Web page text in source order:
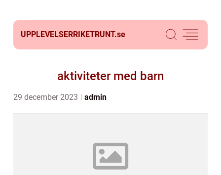
UPPLEVELSERRIKETRUNT.se
aktiviteter med barn
29 december 2023 admin